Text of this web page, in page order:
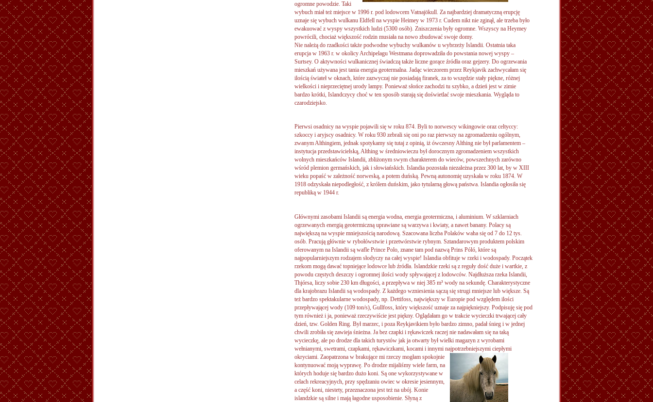
ogromne powodzie. Taki
wybuch miał też miejsce w 1996 r. pod lodowcem Vatnajökull. Za najbardziej dramatyczną erupcję
uznaje się wybuch wulkanu Eldfell na wyspie Heimey w 1973 r. Cudem nikt nie zginął, ale trzeba było
ewakuować z wyspy wszystkich ludzi (5300 osób). Zniszczenia były ogromne. Wszyscy na Heymey
powrócili, chociaż większość rodzin musiała na nowo zbudować swoje domy.
Nie należą do rzadkości także podwodne wybuchy wulkanów u wybrzeży Islandii. Ostatnia taka
erupcja w 1963 r. w okolicy Archipelagu Westmana doprowadziła do powstania nowej wyspy –
Surtsey. O aktywności wulkanicznej świadczą także liczne gorące źródła oraz gejzery. Do ogrzewania
mieszkań używana jest tania energia geotermalna. Jadąc wieczorem przez Reykjavik zachwycałam się
ilością świateł w oknach, które zazwyczaj nie posiadają firanek, za to wszędzie stały piękne, różnej
wielkości i nieprzeciętnej urody lampy. Ponieważ słońce zachodzi tu szybko, a dzień jest w zimie
bardzo krótki, Islandczycy choć w ten sposób starają się doświetlać swoje mieszkania. Wygląda to
czarodziejsko.
Pierwsi osadnicy na wyspie pojawili się w roku 874. Byli to norwescy wikingowie oraz celtyccy:
szkoccy i aryjscy osadnicy. W roku 930 zebrali się oni po raz pierwszy na zgromadzeniu ogólnym,
zwanym Althingiem, jednak spotykamy się tutaj z opinią, iż ówczesny Althing nie był parlamentem –
instytucja przedstawicielską, Althing w średniowieczu był dorocznym zgromadzeniem wszystkich
wolnych mieszkańców Islandii, zbliżonym swym charakterem do wieców, powszechnych zarówno
wśród plemion germańskich, jak i słowiańskich. Islandia pozostała niezależna przez 300 lat, by w XIII
wieku popaść w zależność norweską, a potem duńską. Pewną autonomię uzyskała w roku 1874. W
1918 odzyskała niepodległość, z królem duńskim, jako tytularną głową państwa. Islandia ogłosiła się
republiką w 1944 r.
Głównymi zasobami Islandii są energia wodna, energia geotermiczna, i aluminium. W szklarniach
ogrzewanych energią geotermiczną uprawiane są warzywa i kwiaty, a nawet banany. Polacy są
największą na wyspie mniejszością narodową. Szacowana liczba Polaków waha się od 7 do 12 tys.
osób. Pracują głównie w rybołówstwie i przetwórstwie rybnym. Sztandarowym produktem polskim
oferowanym na Islandii są wafle Prince Polo, znane tam pod nazwą Prins Póló, które są
najpopularniejszym rodzajem słodyczy na całej wyspie! Islandia obfituje w rzeki i wodospady. Początek
rzekom mogą dawać topniejące lodowce lub źródła. Islandzkie rzeki są z reguły dość duże i wartkie, z
powodu częstych deszczy i ogromnej ilości wody spływającej z lodowców. Najdłuższa rzeka Islandii,
Thjórsa, liczy sobie 230 km długości, a przepływa w niej 385 m³ wody na sekundę. Charakterystyczne
dla krajobrazu Islandii są wodospady. Z każdego wzniesienia sączą się strugi mniejsze lub większe. Są
też bardzo spektakularne wodospady, np. Dettifoss, największy w Europie pod względem ilości
przepływającej wody (109 ton/s), Gullfoss, który większość uznaje za najpiękniejszy. Podpisuję się pod
tym również i ja, ponieważ rzeczywiście jest piękny. Oglądałam go w trakcie wycieczki trwającej cały
dzień, tzw. Golden Ring. Był marzec, i poza Reykjavikiem było bardzo zimno, padał śnieg i w jednej
chwili zrobiła się zawieja śnieżna. Ja bez czapki i rękawiczek raczej nie nadawałam się na taką
wycieczkę, ale po drodze dla takich turystów jak ja otwarty był wielki magazyn z wyrobami
wełnianymi, swetrami, czapkami, rękawiczkami, kocami i innymi najpotrzebniejszymi ciepłymi
okryciami. Zaopatrzona w brakujące mi rzeczy mogłam spokojnie
kontynuować moją wyprawę. Po drodze mijaliśmy wiele farm, na
których hoduje się bardzo dużo koni. Są one wykorzystywane w
celach rekreacyjnych, przy spędzaniu owiec w okresie jesiennym,
a część koni, niestety, przeznaczona jest też na ubój. Konie
islandzkie są silne i mają łagodne usposobienie. Słyną z